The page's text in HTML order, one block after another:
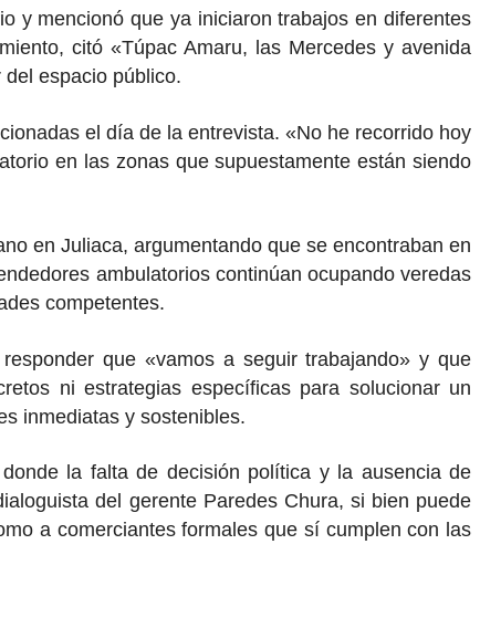
y mencionó que ya iniciaron trabajos en diferentes
citó «Túpac Amaru, las Mercedes y avenida
espacio público.
el día de la entrevista. «No he recorrido hoy
en las zonas que supuestamente están siendo
en Juliaca, argumentando que se encontraban en
ambulatorios continúan ocupando veredas
competentes.
que «vamos a seguir trabajando» y que
ni estrategias específicas para solucionar un
inmediatas y sostenibles.
la falta de decisión política y la ausencia de
del gerente Paredes Chura, si bien puede
a comerciantes formales que sí cumplen con las